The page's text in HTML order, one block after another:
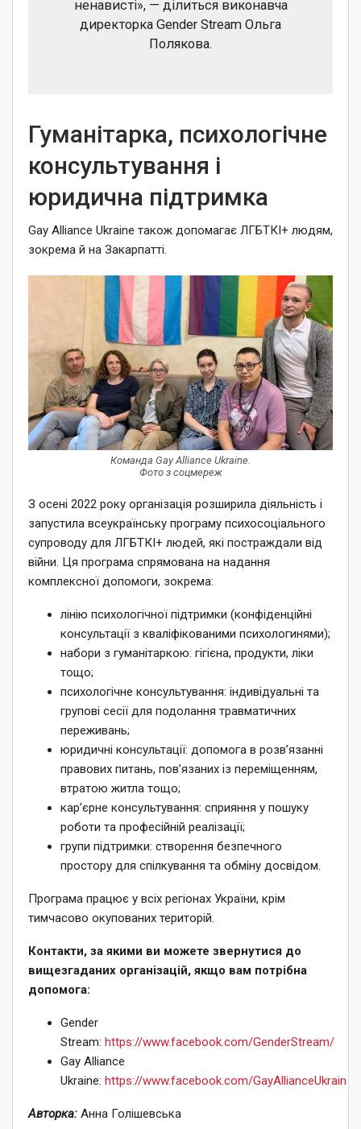
ненависті», — ділиться виконавча
директорка Gender Stream Ольга
Полякова.
Гуманітарка, психологічне
консультування і
юридична підтримка
Gay Alliance Ukraine також допомагає ЛГБТКІ+ людям,
зокрема й на Закарпатті.
Команда Gay Alliance Ukraine.
Фото з соцмереж
З осені 2022 року організація розширила діяльність і
запустила всеукраїнську програму психосоціального
супроводу для ЛГБТКІ+ людей, які постраждали від
війни. Ця програма спрямована на надання
комплексної допомоги, зокрема:
лінію психологічної підтримки (конфіденційні
консультації з кваліфікованими психологинями);
набори з гуманітаркою: гігієна, продукти, ліки
тощо;
психологічне консультування: індивідуальні та
групові сесії для подолання травматичних
переживань;
юридичні консультації: допомога в розв’язанні
правових питань, пов’язаних із переміщенням,
втратою житла тощо;
кар’єрне консультування: сприяння у пошуку
роботи та професійній реалізації;
групи підтримки: створення безпечного
простору для спілкування та обміну досвідом.
Програма працює у всіх регіонах України, крім
тимчасово окупованих територій.
Контакти, за якими ви можете звернутися до
вищезгаданих організацій, якщо вам потрібна
допомога:
Gender
Stream: https://www.facebook.com/GenderStream/
Gay Alliance
Ukraine: https://www.facebook.com/GayAllianceUkrain
Авторка: Анна Голішевська